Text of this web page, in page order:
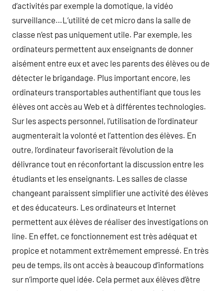
d’activités par exemple la domotique, la vidéo
surveillance…L’utilité de cet micro dans la salle de
classe n’est pas uniquement utile. Par exemple, les
ordinateurs permettent aux enseignants de donner
aisément entre eux et avec les parents des élèves ou de
détecter le brigandage. Plus important encore, les
ordinateurs transportables authentifiant que tous les
élèves ont accès au Web et à différentes technologies.
Sur les aspects personnel, l’utilisation de l’ordinateur
augmenterait la volonté et l’attention des élèves. En
outre, l’ordinateur favoriserait l’évolution de la
délivrance tout en réconfortant la discussion entre les
étudiants et les enseignants. Les salles de classe
changeant paraissent simplifier une activité des élèves
et des éducateurs. Les ordinateurs et Internet
permettent aux élèves de réaliser des investigations on
line. En effet, ce fonctionnement est très adéquat et
propice et notamment extrêmement empressé. En très
peu de temps, ils ont accès à beaucoup d’informations
sur n’importe quel idée. Cela permet aux élèves d’être